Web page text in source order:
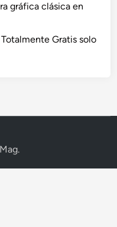
gráfica clásica en
Gratis solo
.